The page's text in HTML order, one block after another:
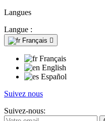
Langues
Langue :
Français 
Français
English
Español
Suivez nous
Suivez-nous: